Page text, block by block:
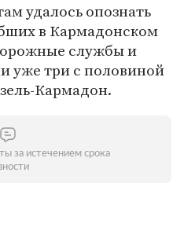
удалось опознать
в Кармадонском
службы и
уже три с половиной
Кармадон.
за истечением срока